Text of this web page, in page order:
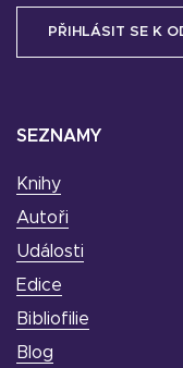
SEZNAMY
Knihy
Autoři
Události
Edice
Bibliofilie
Blog